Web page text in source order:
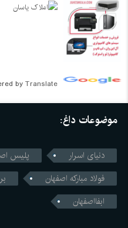
by Translate
موضوعات داغ:
دنیای اسرار
پلیس
فولاد مبارکه اصفهان
ابفااصفهان